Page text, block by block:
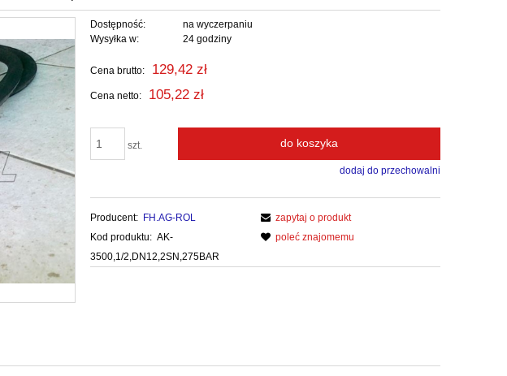
Dostępność:
na wyczerpaniu
Wysyłka w:
24 godziny
Cena brutto: 129,42 zł
Cena netto: 105,22 zł
szt. do koszyka
dodaj do przechowalni
Producent: FH.AG-ROL
Kod produktu: AK-
3500,1/2,DN12,2SN,275BAR
zapytaj o produkt
poleć znajomemu